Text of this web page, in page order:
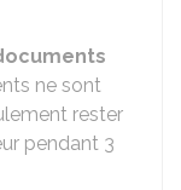
ne sont
rester
pendant 3